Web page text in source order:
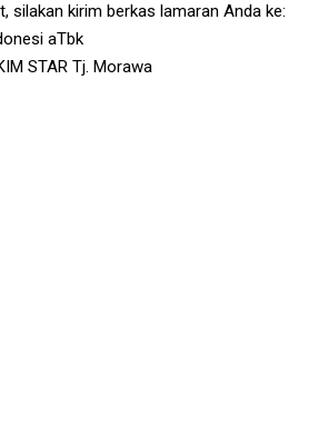
silakan kirim berkas lamaran Anda ke:
aTbk
STAR Tj. Morawa